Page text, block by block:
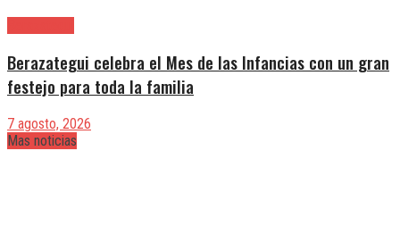
Berazategui celebra el Mes de las Infancias con un gran
festejo para toda la familia
7 agosto, 2026
Mas noticias